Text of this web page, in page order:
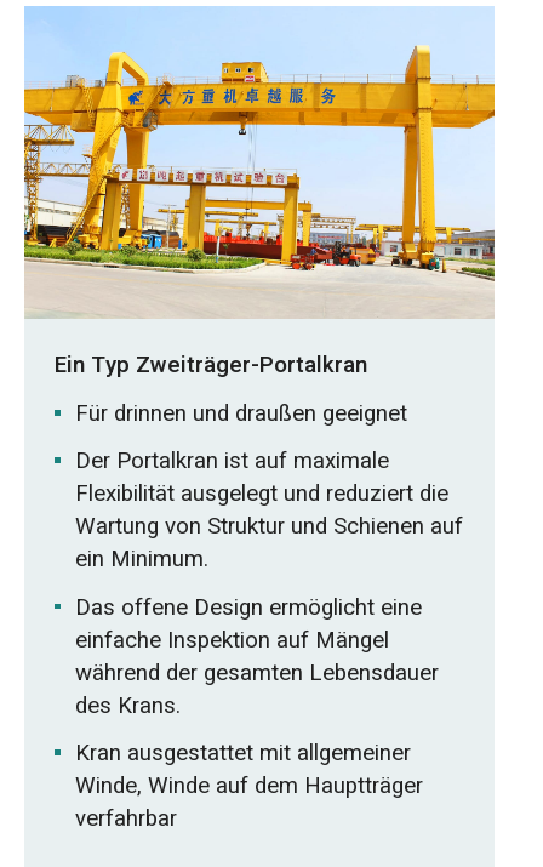
Ein Typ Zweiträger-Portalkran
Für drinnen und draußen geeignet
Der Portalkran ist auf maximale
Flexibilität ausgelegt und reduziert die
Wartung von Struktur und Schienen auf
ein Minimum.
Das offene Design ermöglicht eine
einfache Inspektion auf Mängel
während der gesamten Lebensdauer
des Krans.
Kran ausgestattet mit allgemeiner
Winde, Winde auf dem Hauptträger
verfahrbar